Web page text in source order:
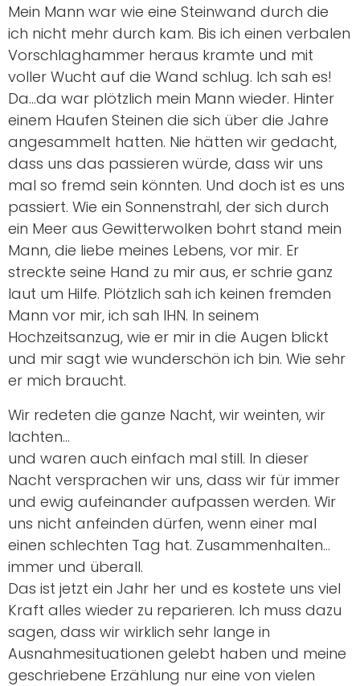
Mein Mann war wie eine Steinwand durch die
ich nicht mehr durch kam. Bis ich einen verbalen
Vorschlaghammer heraus kramte und mit
voller Wucht auf die Wand schlug. Ich sah es!
Da…da war plötzlich mein Mann wieder. Hinter
einem Haufen Steinen die sich über die Jahre
angesammelt hatten. Nie hätten wir gedacht,
dass uns das passieren würde, dass wir uns
mal so fremd sein könnten. Und doch ist es uns
passiert. Wie ein Sonnenstrahl, der sich durch
ein Meer aus Gewitterwolken bohrt stand mein
Mann, die liebe meines Lebens, vor mir. Er
streckte seine Hand zu mir aus, er schrie ganz
laut um Hilfe. Plötzlich sah ich keinen fremden
Mann vor mir, ich sah IHN. In seinem
Hochzeitsanzug, wie er mir in die Augen blickt
und mir sagt wie wunderschön ich bin. Wie sehr
er mich braucht.
Wir redeten die ganze Nacht, wir weinten, wir
lachten…
und waren auch einfach mal still. In dieser
Nacht versprachen wir uns, dass wir für immer
und ewig aufeinander aufpassen werden. Wir
uns nicht anfeinden dürfen, wenn einer mal
einen schlechten Tag hat. Zusammenhalten…
immer und überall.
Das ist jetzt ein Jahr her und es kostete uns viel
Kraft alles wieder zu reparieren. Ich muss dazu
sagen, dass wir wirklich sehr lange in
Ausnahmesituationen gelebt haben und meine
geschriebene Erzählung nur eine von vielen